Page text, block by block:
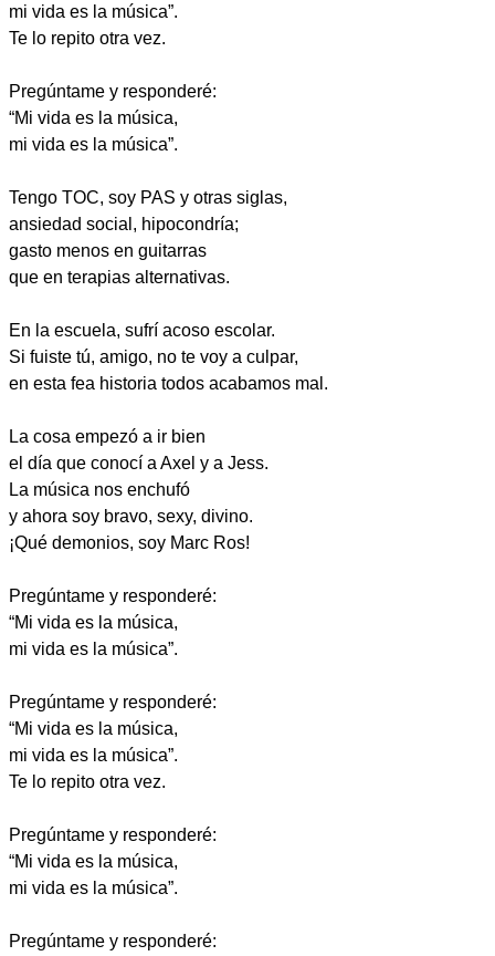
mi vida es la música”.
Te lo repito otra vez.
Pregúntame y responderé:
“Mi vida es la música,
mi vida es la música”.
Tengo TOC, soy PAS y otras siglas,
ansiedad social, hipocondría;
gasto menos en guitarras
que en terapias alternativas.
En la escuela, sufrí acoso escolar.
Si fuiste tú, amigo, no te voy a culpar,
en esta fea historia todos acabamos mal.
La cosa empezó a ir bien
el día que conocí a Axel y a Jess.
La música nos enchufó
y ahora soy bravo, sexy, divino.
¡Qué demonios, soy Marc Ros!
Pregúntame y responderé:
“Mi vida es la música,
mi vida es la música”.
Pregúntame y responderé:
“Mi vida es la música,
mi vida es la música”.
Te lo repito otra vez.
Pregúntame y responderé:
“Mi vida es la música,
mi vida es la música”.
Pregúntame y responderé: